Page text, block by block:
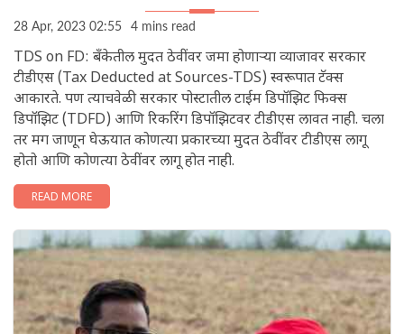
28 Apr, 2023 02:55 4 mins read
TDS on FD: बॅंकेतील मुदत ठेवींवर जमा होणाऱ्या व्याजावर सरकार
टीडीएस (Tax Deducted at Sources-TDS) स्वरूपात टॅक्स
आकारते. पण त्याचवेळी सरकार पोस्टातील टाईम डिपॉझिट फिक्स
डिपॉझिट (TDFD) आणि रिकरिंग डिपॉझिटवर टीडीएस लावत नाही. चला
तर मग जाणून घेऊयात कोणत्या प्रकारच्या मुदत ठेवींवर टीडीएस लागू
होतो आणि कोणत्या ठेवींवर लागू होत नाही.
READ MORE